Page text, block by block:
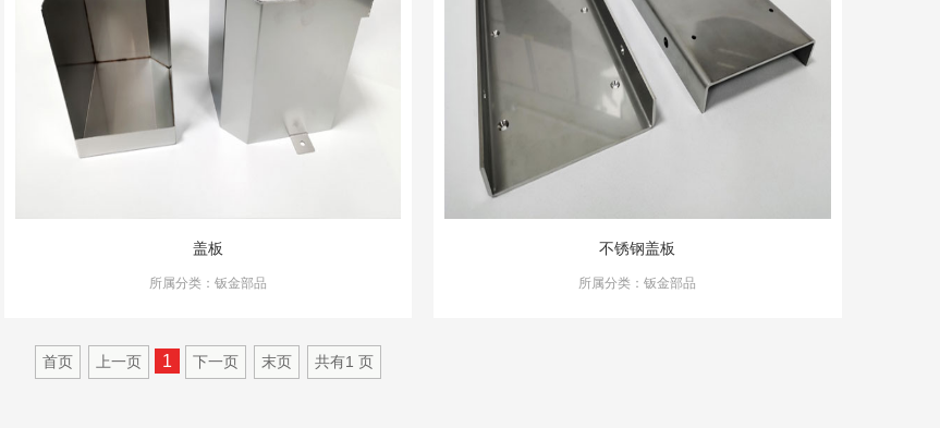
盖板
所属分类：钣金部品
不锈钢盖板
所属分类：钣金部品
首页 上一页 1 下一页 末页 共有1 页